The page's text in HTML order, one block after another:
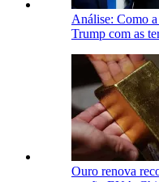
Análise: Como
Trump com as
Ouro renova